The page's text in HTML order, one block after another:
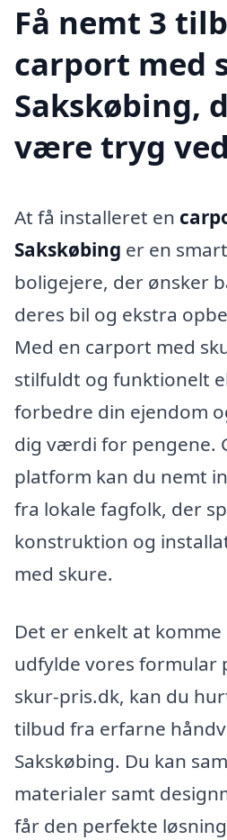
Få nemt 3
carport med
Sakskøbing,
være tryg ved
At få installeret en
Sakskøbing er en
boligejere, der ønsker
deres bil og ekstra
Med en carport med
stilfuldt og funktionelt
forbedre din ejendom
dig værdi for pengene.
platform kan du nemt
fra lokale fagfolk, der
konstruktion og
med skure.
Det er enkelt at komme
udfylde vores formular
skur-pris.dk, kan du
tilbud fra erfarne
Sakskøbing. Du kan
materialer samt
får den perfekte